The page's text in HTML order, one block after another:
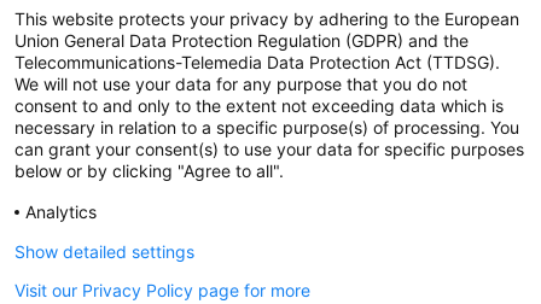
Zertifiziert für das QM-System nach DIN EN
ISO 9001: 2015, Reg.-Nr. 44 100 091350
durch TÜV NORD CERT
Zertifiziert für Sicherheits- und
Zertifiziert als qualifiziertes Unternehmen für
This website protects your privacy by adhering to the European
Union General Data Protection Regulation (GDPR) and the
Telecommunications-Telemedia Data Protection Act (TTDSG).
We will not use your data for any purpose that you do not
consent to and only to the extent not exceeding data which is
necessary in relation to a specific purpose(s) of processing. You
can grant your consent(s) to use your data for specific purposes
below or by clicking "Agree to all".
Analytics
Show detailed settings
Visit our Privacy Policy page for more